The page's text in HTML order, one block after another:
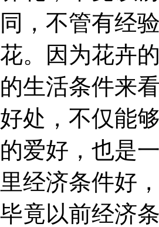
同，不管有经
花。因为花卉
的生活条件来
好处，不仅能
的爱好，也是
里经济条件好
毕竟以前经济